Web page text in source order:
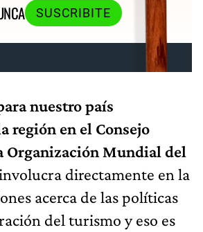
SUSCRIBITE
nuestro país
región en el Consejo
Organización Mundial del
directamente en la
acerca de las políticas
del turismo y eso es